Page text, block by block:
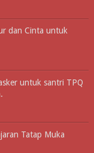
dan Cinta untuk
untuk santri TPQ
Tatap Muka